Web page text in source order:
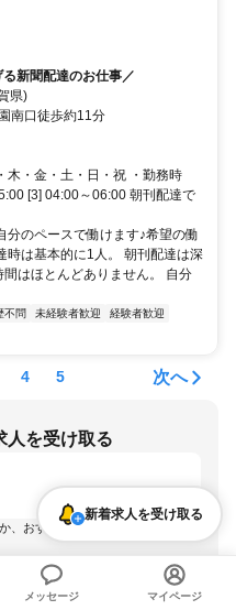
新聞配達のお仕事／
県)
南口徒歩約11分
木・金・土・日・祝 ・勤務時
[3] 04:00～06:00 朝刊配達で
分のペースで働けます♪希望の働
時は基本的に1人。 朝刊配達は深
はほとんどありません。 自分
不問 未経験者歓迎
経験者歓迎
4 5 次へ
人を受け取る
、おすすめ情報なども配信しま
け取る
新着求人を受け取る
メッセージ マイページ